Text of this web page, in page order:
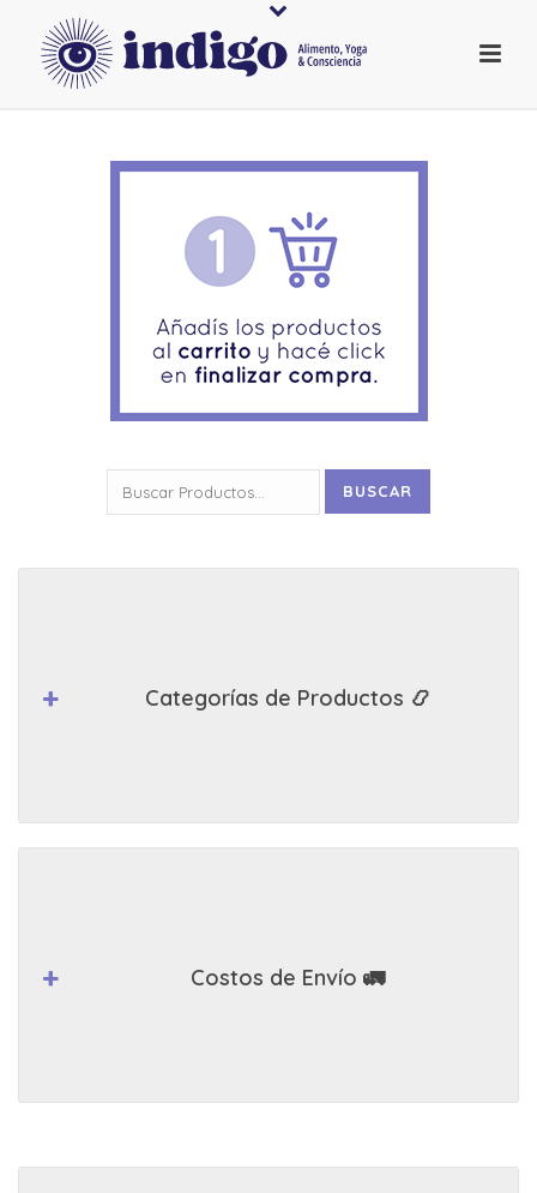
por:
BUSCAR
Categorías de Productos 📿
Costos de Envío 🚛